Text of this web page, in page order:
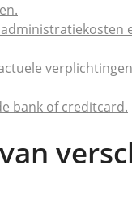
bank of creditcard.